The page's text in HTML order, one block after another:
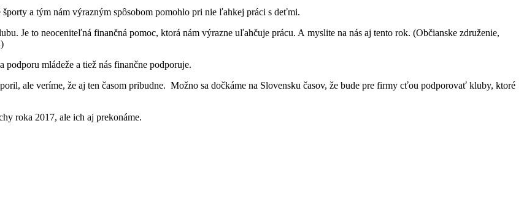
a tým nám výrazným spôsobom pomohlo pri nie ľahkej práci s deťmi.
Je to neoceniteľná finančná pomoc, ktorá nám výrazne uľahčuje prácu. A myslite na nás aj tento rok. (Občianske združenie,
mládeže a tiež nás finančne podporuje.
ale veríme, že aj ten časom pribudne. Možno sa dočkáme na Slovensku časov, že bude pre firmy cťou podporovať kluby, ktoré
roka 2017, ale ich aj prekonáme.